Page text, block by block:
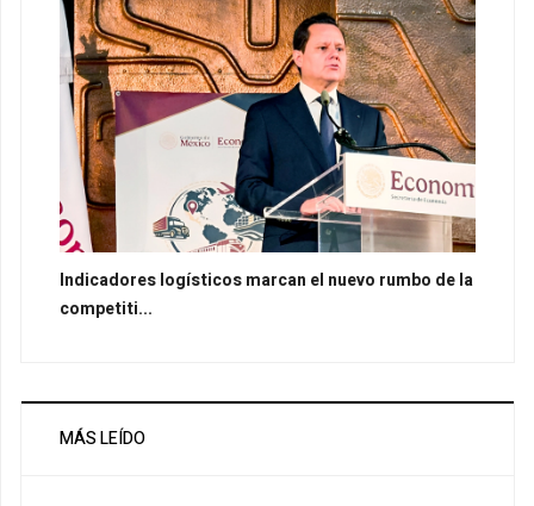
Indicadores logísticos marcan el nuevo rumbo de la
competiti...
MÁS LEÍDO